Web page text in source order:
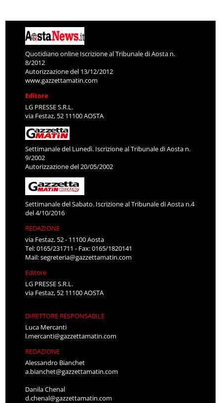
Quotidiano online Iscrizione al Tribunale di Aosta n.
8/2012
Autorizzazione del 13/12/2012
www.gazzettamatin.com
Editore
LG PRESSE S.R.L.
via Festaz, 52 11100 AOSTA
Settimanale del Lunedì. Iscrizione al Tribunale di Aosta n.
9/2002
Autorizzazione del 20/05/2002
Settimanale del Sabato. Iscrizione al Tribunale di Aosta n.4
del 4/10/2016
REDAZIONE
via Festaz, 52 - 11100 Aosta
Tel: 0165/231711 - Fax: 0165/1820141
Mail:segreteria@gazzettamatin.com
Editore
LG PRESSE S.R.L.
via Festaz, 52 11100 AOSTA
DIRETTORE RESPONSABILE
Luca Mercanti
l.mercanti@gazzettamatin.com
REDAZIONE
Alessandro Bianchet
a.bianchet@gazzettamatin.com
Danila Chenal
d.chenal@gazzettamatin.com